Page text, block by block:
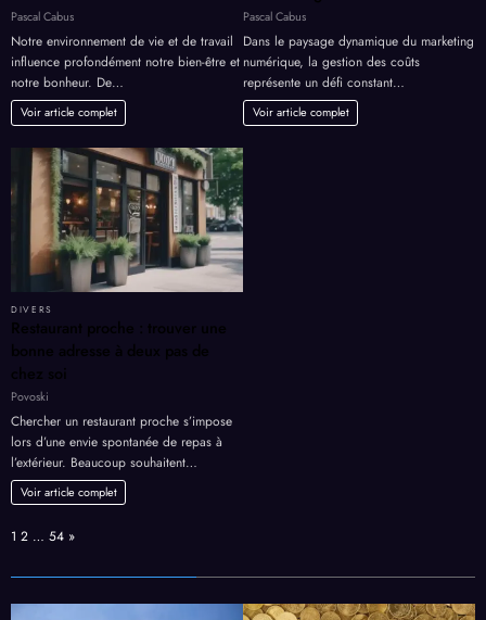
Pascal Cabus
Notre environnement de vie et de travail
influence profondément notre bien-être et
notre bonheur. De…
Voir article complet
Pascal Cabus
Dans le paysage dynamique du marketing
numérique, la gestion des coûts
représente un défi constant…
Voir article complet
DIVERS
Restaurant proche : trouver une
bonne adresse à deux pas de
chez soi
Povoski
Chercher un restaurant proche s’impose
lors d’une envie spontanée de repas à
l’extérieur. Beaucoup souhaitent…
Voir article complet
Page:
1 2 … 54 Next
»